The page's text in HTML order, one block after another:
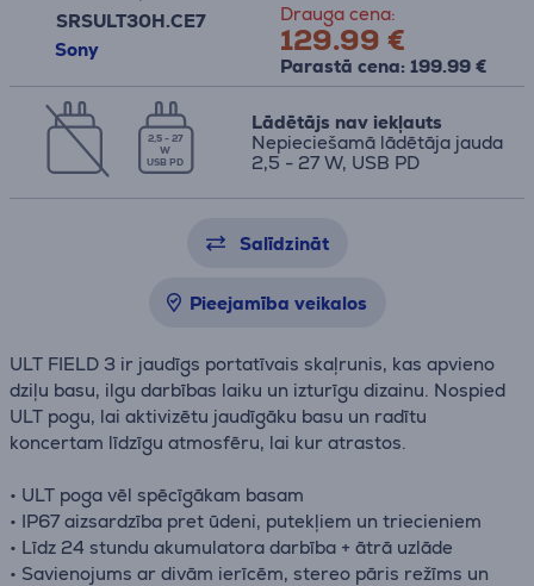
SRSULT30H.CE7
Sony
Drauga cena:
129.99 €
Parastā cena: 199.99 €
2,5 - 27
W
USB PD
Lādētājs nav iekļauts
Nepieciešamā lādētāja jauda
2,5 - 27 W, USB PD
Salīdzināt
Pieejamība veikalos
ULT FIELD 3 ir jaudīgs portatīvais skaļrunis, kas apvieno
dziļu basu, ilgu darbības laiku un izturīgu dizainu. Nospied
ULT pogu, lai aktivizētu jaudīgāku basu un radītu
koncertam līdzīgu atmosfēru, lai kur atrastos.
• ULT poga vēl spēcīgākam basam
• IP67 aizsardzība pret ūdeni, putekļiem un triecieniem
• Līdz 24 stundu akumulatora darbība + ātrā uzlāde
• Savienojums ar divām ierīcēm, stereo pāris režīms un